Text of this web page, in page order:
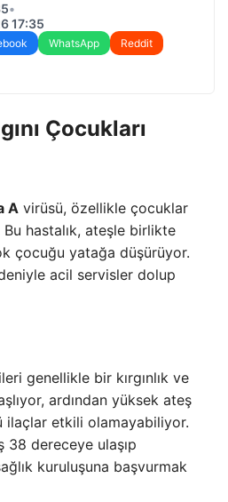
•
17:35
WhatsApp
Reddit
Çocukları
A virüsü, özellikle çocuklar
Bu hastalık, ateşle birlikte
çocuğu yatağa düşürüyor.
acil servisler dolup
genellikle bir kırgınlık ve
ardından yüksek ateş
ilaçlar etkili olamayabiliyor.
38 dereceye ulaşıp
kuruluşuna başvurmak